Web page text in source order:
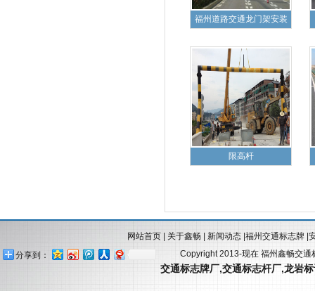
福州道路交通龙门架安装
限高杆
网站首页 关于鑫畅 新闻动态 福州交通标志牌
分享到：
Copyright 2013-现在 福州鑫畅交
交通标志牌厂,交通标志杆厂,龙岩